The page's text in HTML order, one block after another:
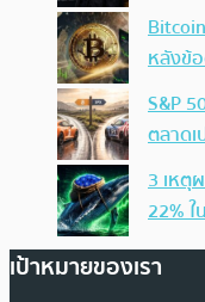
หลังข้
S&P
ตลาด
3 เหตุ
22%
เป้าหมายของเรา